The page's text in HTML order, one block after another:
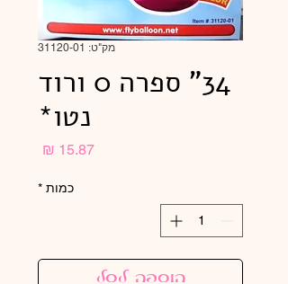
מק"ט: 31120-01
34" ספרה 0 ורוד
נטו*
כמות *
הוספה לסל